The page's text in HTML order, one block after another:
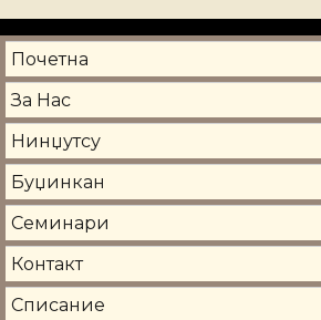
Почетна
За Нас
Нинџутсу
Буџинкан
Семинари
Контакт
Списание